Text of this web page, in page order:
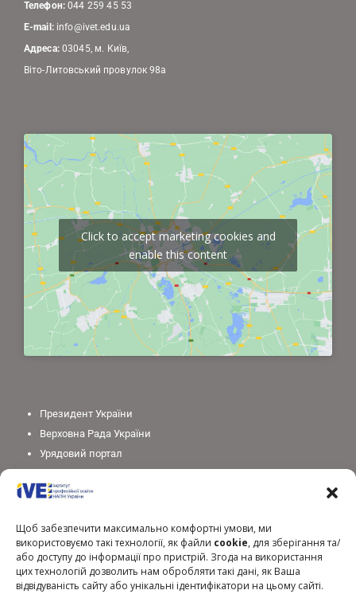
Щоб забезпечити максимально комфортні умови, ми
використовуємо такі технології, як файли cookie, для зберігання та/
або доступу до інформації про пристрій. Згода на використання
цих технологій дозволить нам обробляти такі дані, як Ваша
відвідуваність сайту або унікальні ідентифікатори на цьому сайті.
Телефон:044 259 45 53
E-mail: info@ivet.edu.ua
Адреса:03045, м. Київ,
Віто-Литовський провулок 98а
Click to accept marketing cookies and
enable this content
Президент України
Верховна Рада України
Урядовий портал
Міністерство освіти і науки України